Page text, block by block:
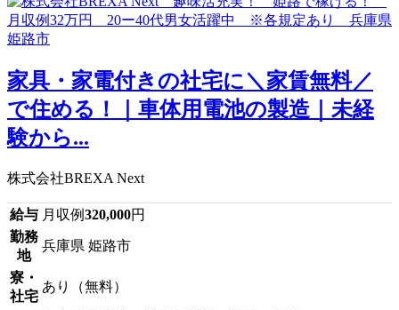
家具・家電付きの社宅に＼家賃無料／
で住める！｜車体用電池の製造｜未経
験から...
株式会社BREXA Next
給与 月収例320,000円
勤務
地
兵庫県 姫路市
寮・
社宅
あり（無料）